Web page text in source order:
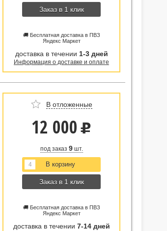
Заказ в 1 клик
🚚 Бесплатная доставка в ПВЗ
Яндекс Маркет
доставка в течении 1-3 дней
Информация о доставке и оплате
В отложенные
12 000 u
под заказ 9шт.
Заказ в 1 клик
🚚 Бесплатная доставка в ПВЗ
Яндекс Маркет
доставка в течении 7-14 дней